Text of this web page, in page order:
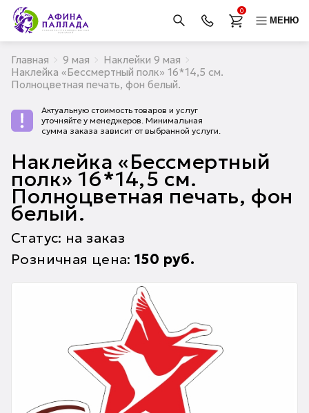
0
МЕНЮ
Главная 9 мая
Наклейки 9 мая
Наклейка «Бессмертный полк» 16*14,5 см.
Полноцветная печать, фон белый.
Актуальную стоимость товаров и услуг
уточняйте у менеджеров. Минимальная
сумма заказа зависит от выбранной услуги.
Наклейка «Бессмертный
полк» 16*14,5 см.
Полноцветная печать, фон
белый.
Статус: на заказ
Розничная цена:150 руб.